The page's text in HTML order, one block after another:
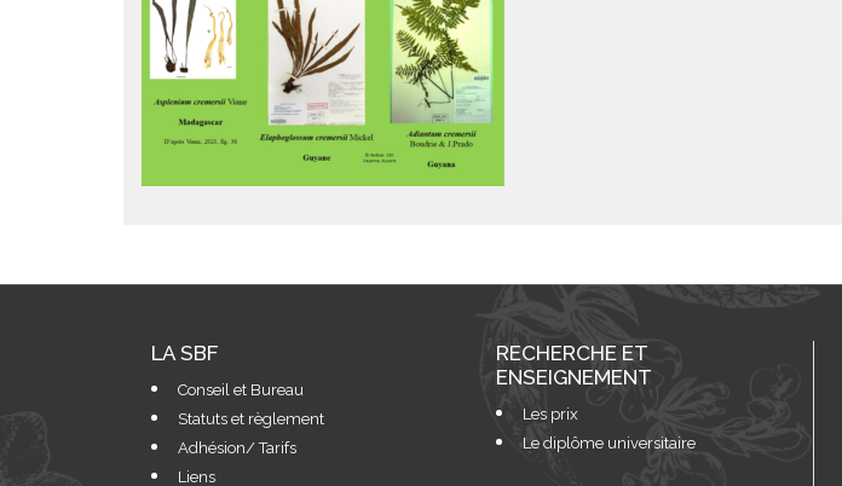
LA SBF
Conseil et Bureau
Statuts et règlement
Adhésion/ Tarifs
Liens
RECHERCHE ET
ENSEIGNEMENT
Les prix
Le diplôme universitaire